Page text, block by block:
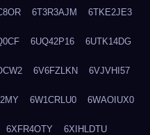
6T3R3AJM 6TKE2JE3
6UQ42P16 6UTK14DG
6V6FZLKN 6VJVHI57
6W1CRLU0 6WAOIUX0
6XFR4OTY 6XIHLDTU